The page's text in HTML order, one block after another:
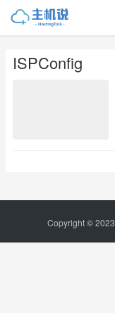
ISPConfig
Copyright © 2023